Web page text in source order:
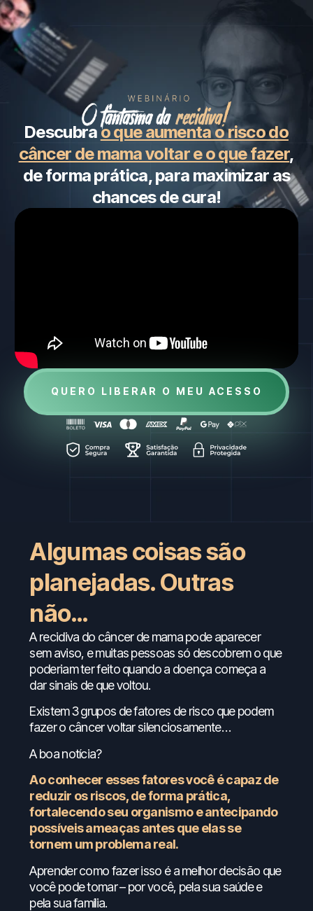
Descubrao que aumenta o risco do
câncer de mama voltar e o que fazer,
de forma prática, para maximizar as
chances de cura!
QUERO LIBERAR O MEU ACESSO
Algumas coisas são
planejadas. Outras
não…
A recidiva do câncer de mama pode aparecer
sem aviso, e muitas pessoas só descobrem o que
poderiam ter feito quando a doença começa a
dar sinais de que voltou.
Existem 3 grupos de fatores de risco que podem
fazer o câncer voltar silenciosamente…
A boa notícia?
Ao conhecer esses fatores você é capaz de
reduzir os riscos, de forma prática,
fortalecendo seu organismo e antecipando
possíveis ameaças antes que elas se
tornem um problema real.
Aprender como fazer isso é a melhor decisão que
você pode tomar – por você, pela sua saúde e
pela sua família.